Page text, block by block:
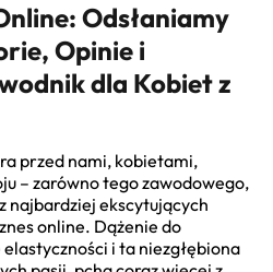
Odsłaniamy
Opinie i
dla Kobiet z
przed nami, kobietami,
– zarówno tego zawodowego,
najbardziej ekscytujących
online. Dążenie do
i ta niezgłębiona